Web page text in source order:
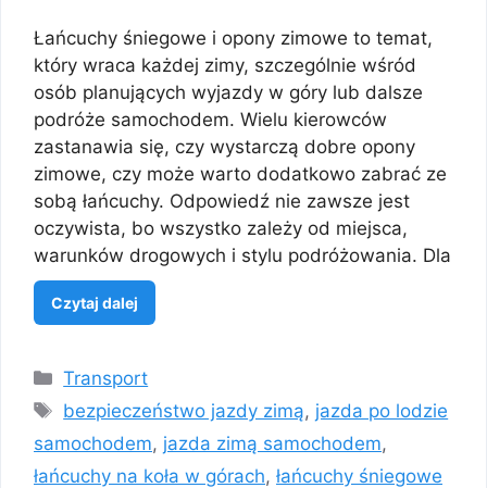
Łańcuchy śniegowe i opony zimowe to temat,
który wraca każdej zimy, szczególnie wśród
osób planujących wyjazdy w góry lub dalsze
podróże samochodem. Wielu kierowców
zastanawia się, czy wystarczą dobre opony
zimowe, czy może warto dodatkowo zabrać ze
sobą łańcuchy. Odpowiedź nie zawsze jest
oczywista, bo wszystko zależy od miejsca,
warunków drogowych i stylu podróżowania. Dla
Czytaj dalej
Kategorie
Transport
Tagi
bezpieczeństwo jazdy zimą, jazda po lodzie
samochodem, jazda zimą samochodem,
łańcuchy na koła w górach, łańcuchy śniegowe